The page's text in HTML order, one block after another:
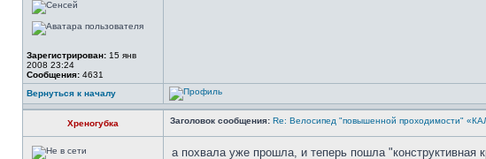
Зарегистрирован: 15 янв
2008 23:24
Сообщения: 4631
Вернуться к началу
Хреногубка Заголовок сообщения: Re: Велосипед "повышенной проходимости"
а похвала уже прошла, и теперь пошла "конструктивная